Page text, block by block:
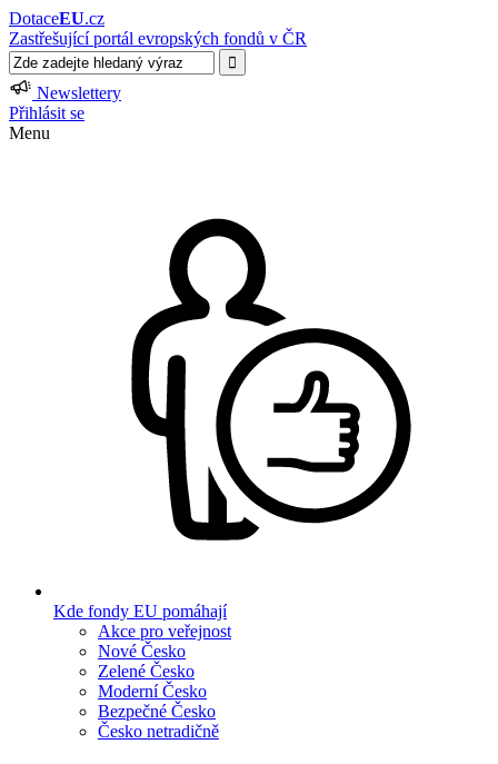
DotaceEU.cz
Zastřešující portál evropských fondů v ČR
Newslettery
Přihlásit se
Menu
Kde fondy EU pomáhají
Akce pro veřejnost
Nové Česko
Zelené Česko
Moderní Česko
Bezpečné Česko
Česko netradičně